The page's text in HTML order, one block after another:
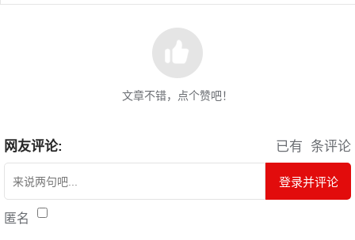
文章不错，点个赞吧！
网友评论: 已有 条评论
登录并评论
匿名